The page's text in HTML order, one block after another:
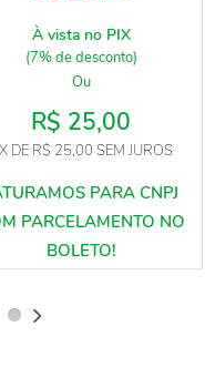
À vista no PIX
(7% de desconto)
Ou
R$ 25,00
DE R$ 25,00 SEM JUROS